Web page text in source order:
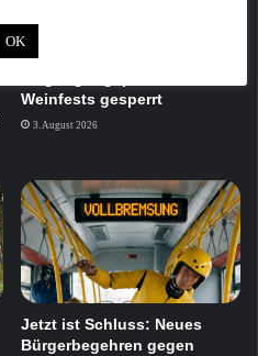
Volkach: Parkplätze wegen
Weinfests gesperrt
3. August 2026
Jetzt ist Schluss: Neues
Bürgerbegehren gegen
OK